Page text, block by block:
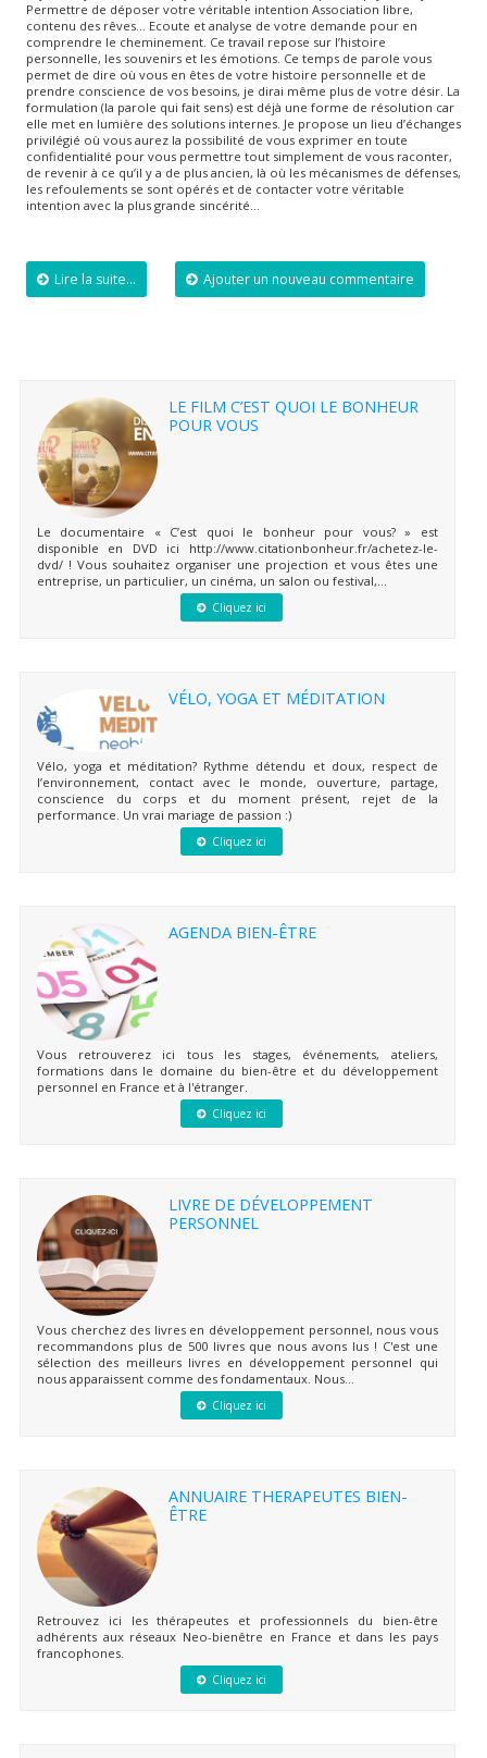
Permettre de déposer votre véritable intention Association libre,
contenu des rêves… Ecoute et analyse de votre demande pour en
comprendre le cheminement. Ce travail repose sur l’histoire
personnelle, les souvenirs et les émotions. Ce temps de parole vous
permet de dire où vous en êtes de votre histoire personnelle et de
prendre conscience de vos besoins, je dirai même plus de votre désir. La
formulation (la parole qui fait sens) est déjà une forme de résolution car
elle met en lumière des solutions internes. Je propose un lieu d’échanges
privilégié où vous aurez la possibilité de vous exprimer en toute
confidentialité pour vous permettre tout simplement de vous raconter,
de revenir à ce qu’il y a de plus ancien, là où les mécanismes de défenses,
les refoulements se sont opérés et de contacter votre véritable
intention avec la plus grande sincérité…
Lire la suite... Ajouter un nouveau commentaire
LE FILM C’EST QUOI LE BONHEUR
POUR VOUS
Le documentaire « C’est quoi le bonheur pour vous? » est
disponible en DVD ici http://www.citationbonheur.fr/achetez-le-
dvd/ ! Vous souhaitez organiser une projection et vous êtes une
entreprise, un particulier, un cinéma, un salon ou festival,...
Cliquez ici
VÉLO, YOGA ET MÉDITATION
Vélo, yoga et méditation? Rythme détendu et doux, respect de
l’environnement, contact avec le monde, ouverture, partage,
conscience du corps et du moment présent, rejet de la
performance. Un vrai mariage de passion :)
Cliquez ici
AGENDA BIEN-ÊTRE
Vous retrouverez ici tous les stages, événements, ateliers,
formations dans le domaine du bien-être et du développement
personnel en France et à l'étranger.
Cliquez ici
LIVRE DE DÉVELOPPEMENT
PERSONNEL
Vous cherchez des livres en développement personnel, nous vous
recommandons plus de 500 livres que nous avons lus ! C'est une
sélection des meilleurs livres en développement personnel qui
nous apparaissent comme des fondamentaux. Nous...
Cliquez ici
ANNUAIRE THERAPEUTES BIEN-
ÊTRE
Retrouvez ici les thérapeutes et professionnels du bien-être
adhérents aux réseaux Neo-bienêtre en France et dans les pays
francophones.
Cliquez ici